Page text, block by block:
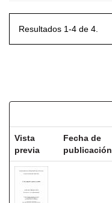
Resultados 1-4 de 4.
Vista
previa
Fecha de
publicación